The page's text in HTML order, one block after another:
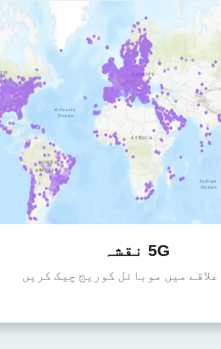
5G نقشہ
علاقے میں موبائل کوریج چیک کریں